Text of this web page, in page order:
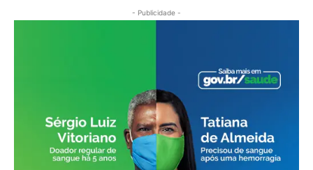
- Publicidade -